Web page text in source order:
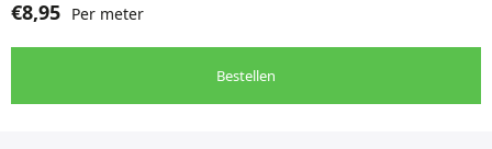
€8,95 Per meter
Bestellen